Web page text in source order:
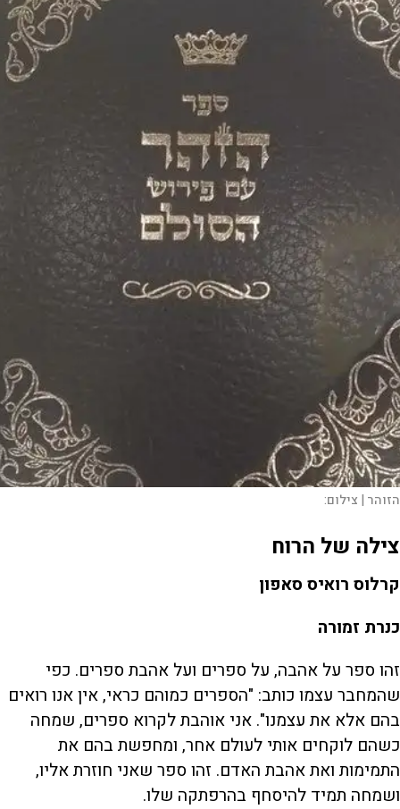
הזוהר | צילום:
צילה של הרוח
קרלוס רואיס סאפון
כנרת זמורה
זהו ספר על אהבה, על ספרים ועל אהבת ספרים. כפי
שהמחבר עצמו כותב: "הספרים כמוהם כראי, אין אנו רואים
בהם אלא את עצמנו". אני אוהבת לקרוא ספרים, שמחה
כשהם לוקחים אותי לעולם אחר, ומחפשת בהם את
התמימות ואת אהבת האדם. זהו ספר שאני חוזרת אליו,
ושמחה תמיד להיסחף בהרפתקה שלו.